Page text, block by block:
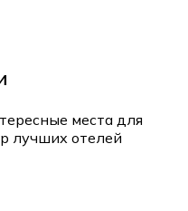
места для
лучших отелей